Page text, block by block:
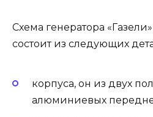
Схема генератора
состоит из следующих
корпуса, он из двух
алюминиевых